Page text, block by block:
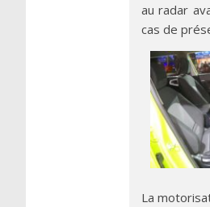
au radar
cas de
La